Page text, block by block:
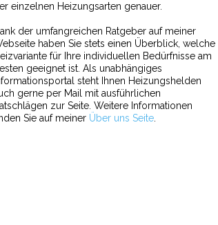
einzelnen Heizungsarten genauer.
der umfangreichen Ratgeber auf meiner
haben Sie stets einen Überblick, welche
für Ihre individuellen Bedürfnisse am
geeignet ist. Als unabhängiges
steht Ihnen Heizungshelden
gerne per Mail mit ausführlichen
zur Seite. Weitere Informationen
Sie auf meiner Über uns Seite